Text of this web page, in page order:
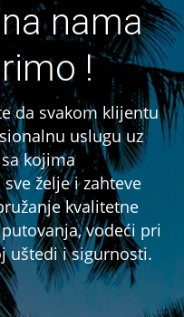
nama
!
da svakom klijentu
uslugu uz
kojima
želje i zahteve
kvalitetne
vodeći pri
uštedi i sigurnosti.